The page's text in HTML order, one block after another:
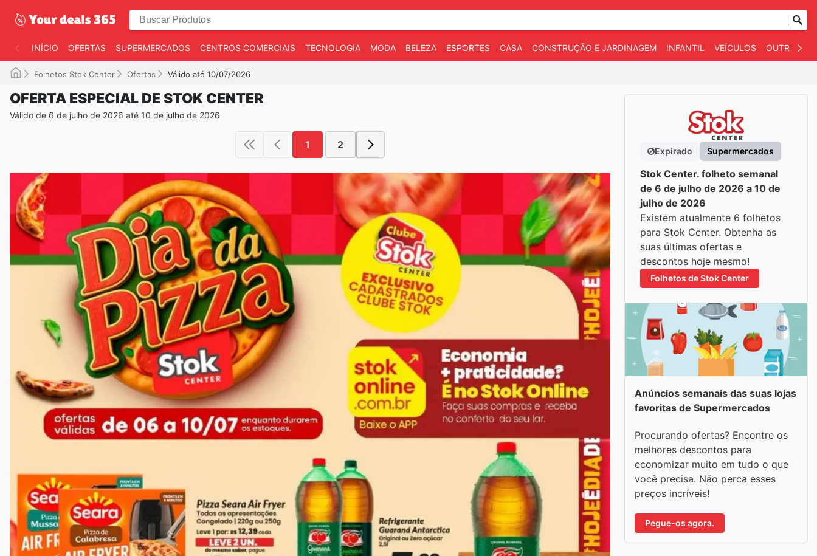
INÍCIO OFERTAS SUPERMERCADOS CENTROS COMERCIAIS TECNOLOGIA MODA BELEZA ESPORTES CASA CONSTRUÇÃO E JARDINAGEM INFANTIL VEÍCULOS OUTROS
Folhetos Stok Center Ofertas Válido até 10/07/2026
OFERTA ESPECIAL DE STOK CENTER
Válido de 6 de julho de 2026 até 10 de julho de 2026
1 2
Expirado Supermercados
Stok Center. folheto semanal
de 6 de julho de 2026 a 10 de
julho de 2026
Existem atualmente 6 folhetos
para Stok Center. Obtenha as
suas últimas ofertas e
descontos hoje mesmo!
Folhetos de Stok Center
Anúncios semanais das suas lojas
favoritas de Supermercados
Procurando ofertas? Encontre os
melhores descontos para
economizar muito em tudo o que
você precisa. Não perca esses
preços incríveis!
Pegue-os agora.